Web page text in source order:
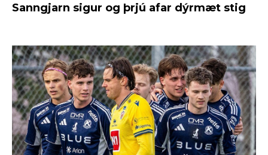
Sanngjarn sigur og þrjú afar dýrmæt stig